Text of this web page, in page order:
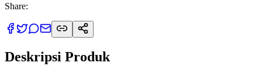
Share:
Deskripsi Produk